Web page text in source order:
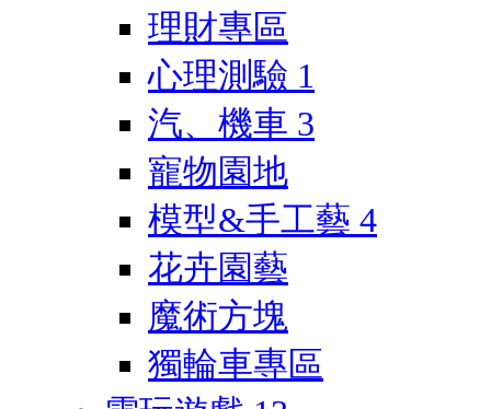
理財專區
心理測驗 1
汽、機車 3
寵物園地
模型&手工藝 4
花卉園藝
魔術方塊
獨輪車專區